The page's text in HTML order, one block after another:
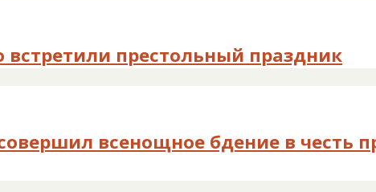
престольный праздник
всенощное бдение в честь